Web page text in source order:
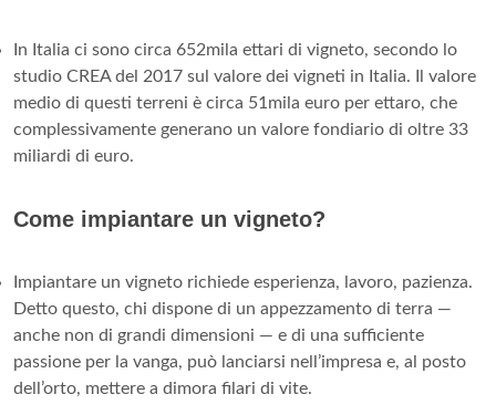
In Italia ci sono circa 652mila ettari di vigneto, secondo lo
studio CREA del 2017 sul valore dei vigneti in Italia. Il valore
medio di questi terreni è circa 51mila euro per ettaro, che
complessivamente generano un valore fondiario di oltre 33
miliardi di euro.
Come impiantare un vigneto?
Impiantare un vigneto richiede esperienza, lavoro, pazienza.
Detto questo, chi dispone di un appezzamento di terra —
anche non di grandi dimensioni — e di una sufficiente
passione per la vanga, può lanciarsi nell’impresa e, al posto
dell’orto, mettere a dimora filari di vite.